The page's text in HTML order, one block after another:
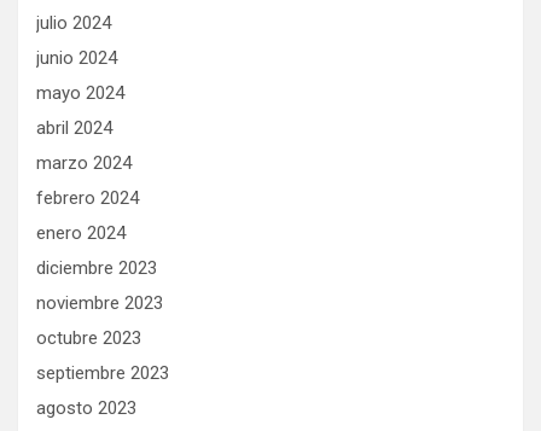
julio 2024
junio 2024
mayo 2024
abril 2024
marzo 2024
febrero 2024
enero 2024
diciembre 2023
noviembre 2023
octubre 2023
septiembre 2023
agosto 2023